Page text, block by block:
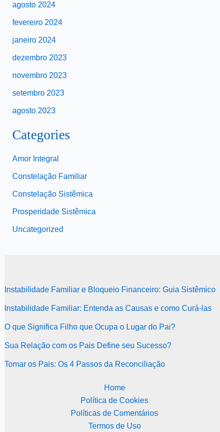
agosto 2024
fevereiro 2024
janeiro 2024
dezembro 2023
novembro 2023
setembro 2023
agosto 2023
Categories
Amor Integral
Constelação Familiar
Constelação Sistêmica
Prosperidade Sistêmica
Uncategorized
Instabilidade Familiar e Bloqueio Financeiro: Guia Sistêmico
Instabilidade Familiar: Entenda as Causas e como Curá-las
O que Significa Filho que Ocupa o Lugar do Pai?
Sua Relação com os Pais Define seu Sucesso?
Tomar os Pais: Os 4 Passos da Reconciliação
Home
Política de Cookies
Políticas de Comentários
Termos de Uso